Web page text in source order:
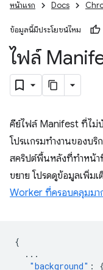
หน้าแรก Docs
ข้อมูลนี้มีประโยชน์ไหม
ไฟล์
คีย์ไฟล์ Manifest ที่ไม่
โปรแกรมทำงานของบริ
สคริปต์พื้นหลังที่ทำหน้า
ขยาย โปรดดูข้อมูลเพิ่ม
Worker ที่ครอบคลุมมา
{
...
"background" :
{